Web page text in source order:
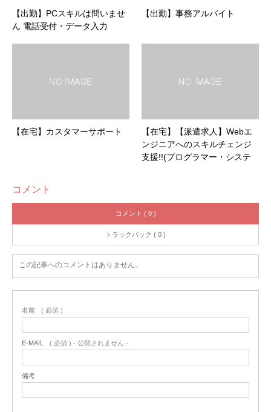
【出勤】PCスキルは問いませ
ん 電話受付・データ入力
【出勤】事務アルバイト
【在宅】カスタマーサポート
【在宅】【派遣求人】Webエ
ンジニアへのスキルチェンジ
支援!!(プログラマー・システ
コメント
コメント ( 0 )
トラックバック ( 0 )
この記事へのコメントはありません。
名前 ( 必須 )
E-MAIL ( 必須 ) - 公開されません -
備考